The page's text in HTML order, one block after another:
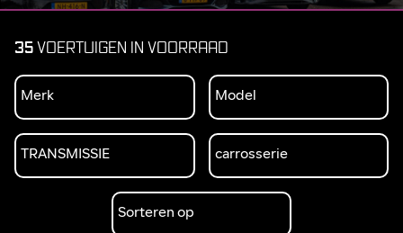
35VOERTUIGEN IN VOORRAAD